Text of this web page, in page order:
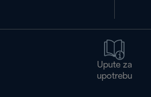
Upute za
upotrebu